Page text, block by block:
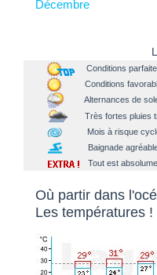
Décembre
Conditions
Conditions
Alternances de
Très fortes pluies
Mois à risque
Baignade
Tout est
Où partir dans
Les températures !